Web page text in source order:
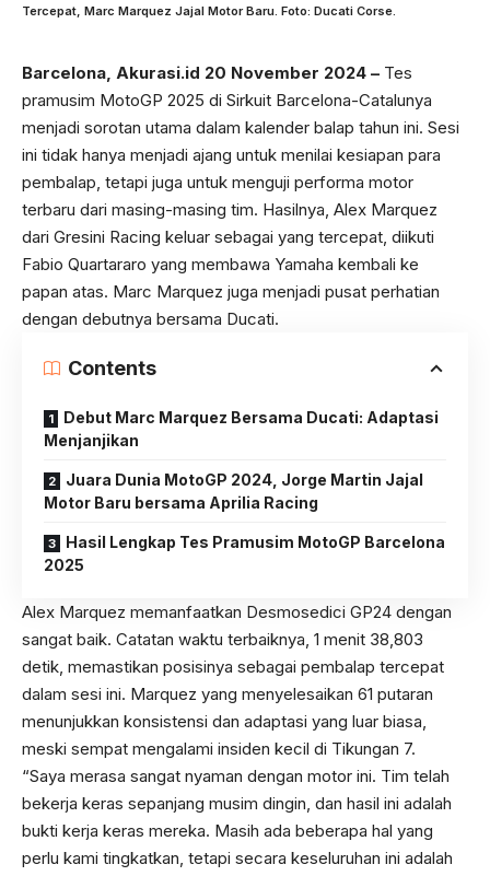
Tercepat, Marc Marquez Jajal Motor Baru. Foto: Ducati Corse.
Barcelona, Akurasi.id 20 November 2024 – Tes
pramusim MotoGP 2025 di Sirkuit Barcelona-Catalunya
menjadi sorotan utama dalam kalender balap tahun ini. Sesi
ini tidak hanya menjadi ajang untuk menilai kesiapan para
pembalap, tetapi juga untuk menguji performa motor
terbaru dari masing-masing tim. Hasilnya, Alex Marquez
dari Gresini Racing keluar sebagai yang tercepat, diikuti
Fabio Quartararo yang membawa Yamaha kembali ke
papan atas. Marc Marquez juga menjadi pusat perhatian
dengan debutnya bersama Ducati.
Contents
Debut Marc Marquez Bersama Ducati: Adaptasi
Menjanjikan
Juara Dunia MotoGP 2024, Jorge Martin Jajal
Motor Baru bersama Aprilia Racing
Hasil Lengkap Tes Pramusim MotoGP Barcelona
2025
Alex Marquez memanfaatkan Desmosedici GP24 dengan
sangat baik. Catatan waktu terbaiknya, 1 menit 38,803
detik, memastikan posisinya sebagai pembalap tercepat
dalam sesi ini. Marquez yang menyelesaikan 61 putaran
menunjukkan konsistensi dan adaptasi yang luar biasa,
meski sempat mengalami insiden kecil di Tikungan 7.
“Saya merasa sangat nyaman dengan motor ini. Tim telah
bekerja keras sepanjang musim dingin, dan hasil ini adalah
bukti kerja keras mereka. Masih ada beberapa hal yang
perlu kami tingkatkan, tetapi secara keseluruhan ini adalah